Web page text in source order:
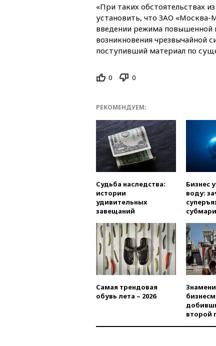
«При таких обстоятельствах
установить, что ЗАО «Москва-
введении режима повышенной
возникновения чрезвычайной
поступивший материал по
0 0
РЕКОМЕНДУЕМ:
Судьба наследства:
истории
удивительных
завещаний
Бизнес
воду:
Самая трендовая
обувь лета – 2026
второй